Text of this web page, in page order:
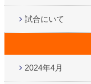
試合にいて
2024年4月